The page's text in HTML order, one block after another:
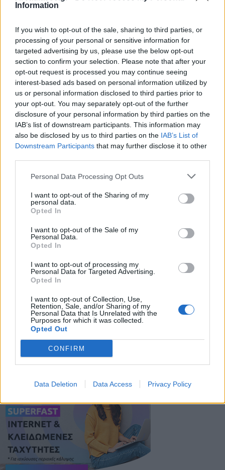
Information
If you wish to opt-out of the sale, sharing to third parties, or
processing of your personal or sensitive information for
targeted advertising by us, please use the below opt-out
section to confirm your selection. Please note that after your
opt-out request is processed you may continue seeing
interest-based ads based on personal information utilized by
us or personal information disclosed to third parties prior to
your opt-out. You may separately opt-out of the further
disclosure of your personal information by third parties on the
IAB’s list of downstream participants. This information may
also be disclosed by us to third parties on the IAB’s List of
Downstream Participants that may further disclose it to other
Personal Data Processing Opt Outs
I want to opt-out of the Sharing of my
personal data.
Opted In
I want to opt-out of the Sale of my
Personal Data.
Opted In
I want to opt-out of processing my
Personal Data for Targeted Advertising.
Opted In
I want to opt-out of Collection, Use,
Retention, Sale, and/or Sharing of my
Personal Data that Is Unrelated with the
Purposes for which it was collected.
Opted Out
CONFIRM
Data Deletion Data Access Privacy Policy
οδήγηση,
-70- για κίνηση στο αντίθετο ρεύμα κυκλοφορίας,
-33- για αντικανονικό προσπέρασμα,
-21- για αντικανονικούς ελιγμούς,
-10- για κίνηση αντίθετα σε μονόδρομο,
-18- για μη χρήση παιδικών καθισμάτων,
-8- για οδήγηση με φθαρμένα ελαστικά
-12- για παραβίαση προτεραιότητας.
ΙΙΙ. Συμβουλές Οδικής Ασφάλειας.
Η Ελληνική Αστυνομία, ιδιαίτερα
ευαισθητοποιημένη στα θέματα ασφαλούς
οδήγησης και οδικής ασφάλειας, με σκοπό να
συμβάλλει στη μείωση των τροχαίων ατυχημάτων
και δυστυχημάτων, υπενθυμίζει σε όλους τους
οδηγούς και τους χρήστες του οδικού δικτύου ότι,
η οδική ασφάλεια είναι υπόθεση όλων μας.
Στο πλαίσιο αυτό, οι οδηγοί οφείλουν να
Κυκλοφορίας, να οδηγούν με σύνεση και προσοχή,
ενώ θα πρέπει να ακολουθούν τις υποδείξεις και
τις συμβουλές του προσωπικού της Τροχαίας.